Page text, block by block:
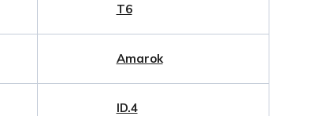
T6
Amarok
ID.4